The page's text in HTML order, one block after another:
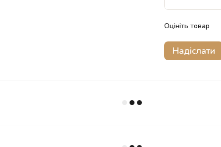
Оцініть товар
Надіслати